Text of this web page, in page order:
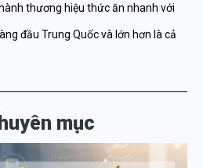
thương hiệu thức ăn nhanh với
đầu Trung Quốc và lớn hơn là cả
mục